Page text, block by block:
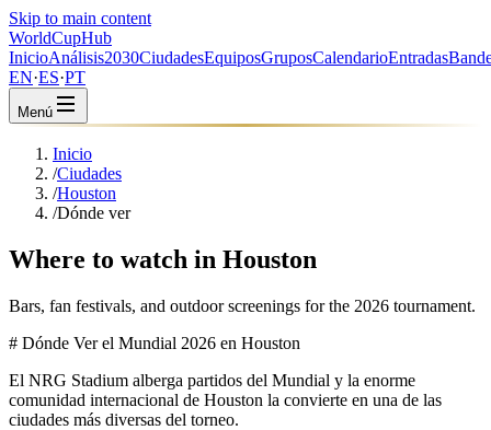
Skip to main content
WorldCupHub
InicioAnálisis2030CiudadesEquiposGruposCalendarioEntradas
EN·ES·PT
Menú
Inicio
/Ciudades
/Houston
/Dónde ver
Where to watch in Houston
Bars, fan festivals, and outdoor screenings for the 2026 tournament.
# Dónde Ver el Mundial 2026 en Houston
El NRG Stadium alberga partidos del Mundial y la enorme
comunidad internacional de Houston la convierte en una de las
ciudades más diversas del torneo.